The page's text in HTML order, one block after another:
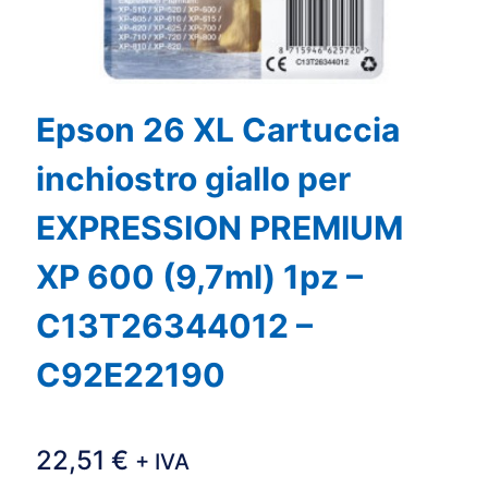
Epson 26 XL Cartuccia
inchiostro giallo per
EXPRESSION PREMIUM
XP 600 (9,7ml) 1pz –
C13T26344012 –
C92E22190
22,51 € + IVA